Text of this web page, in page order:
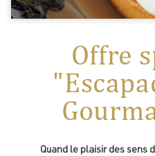
Offre
Quand le plaisir des sens